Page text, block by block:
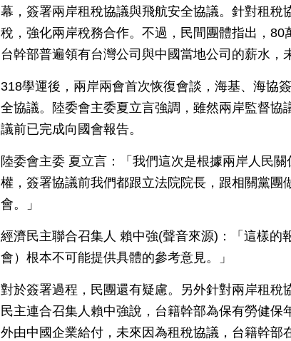
幕，簽署兩岸租稅協議與飛航安全協議。針對租稅
稅，強化兩岸稅務合作。不過，民間團體指出，80
台幹部普遍領有台灣公司與中國當地公司的薪水，
318學運後，兩岸兩會首次恢復會談，海基、海協
全協議。陸委會主委夏立言強調，雖然兩岸監督協
議前已完成向國會報告。
陸委會主委 夏立言：「我們這次是根據兩岸人民
權，簽署協議前我們都跟立法院院長，跟相關黨團
會。」
經濟民主聯合召集人 賴中強(聲音來源)：「這樣的
會）根本不可能提供具體的參考意見。」
對於簽署過程，民團還有疑慮。另外針對兩岸租稅
民主連合召集人賴中強說，台籍幹部為保有勞健保
外由中國企業給付，未來因為租稅協議，台籍幹部